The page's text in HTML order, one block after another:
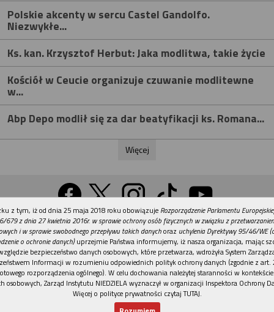
Polskie akcenty w sercu Castel Gandolfo.
Niezwykłe...
Ks. kan. Krzysztof Herbut: Jaka modlitwa, takie życie
Kościół w Ceucie organizuje czuwanie modlitewne
w...
Abp Depo modlił się za dar beatyfikacji ks. Romana...
Więcej
Wersja na komputer
Działy Tematy Kontakt Reklama
Patronaty
Polityka prywatności
REKLAMA
z tym, iż od dnia 25 maja 2018 roku obowiązuje Rozporządzenie Parlamentu
679 z dnia 27 kwietnia 2016r. w sprawie ochrony osób fizycznych w związku z
i w sprawie swobodnego przepływu takich danychoraz uchylenia Dyrektywy 95/46/WE
o ochronie danych)uprzejmie Państwa informujemy, iż nasza organizacja, mając
bezpieczeństwo danych osobowych, które przetwarza, wdrożyła System
Informacji w rozumieniu odpowiednich polityk ochrony danych (zgodnie z art.
rozporządzenia ogólnego). W celu dochowania należytej staranności w
osobowych, Zarząd Instytutu NIEDZIELA wyznaczył w organizacji Inspektora Ochrony
Więcej o polityce prywatności czytaj TUTAJ.